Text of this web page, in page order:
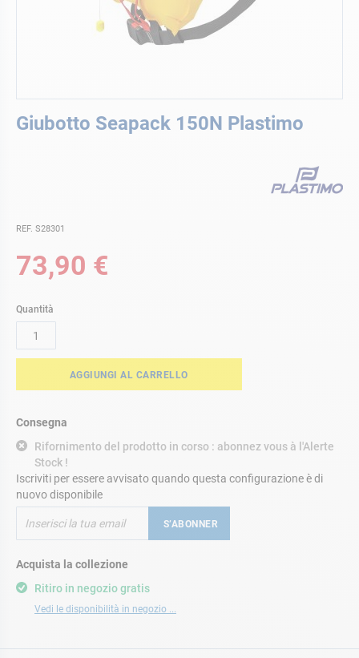
Giubotto Seapack 150N Plastimo
REF. S28301
73,90 €
Quantità
AGGIUNGI AL CARRELLO
Consegna
Rifornimento del prodotto in corso : abonnez vous à l'Alerte
Stock !
Iscriviti per essere avvisato quando questa configurazione è di
nuovo disponibile
S’ABONNER
Ritiro in negozio gratis
Vedi le disponibilità in negozio ...
Acquista la collezione
all'inizio